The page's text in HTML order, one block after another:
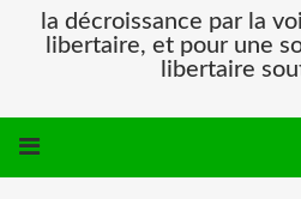
la décroissance par la
libertaire, et pour une
libertaire